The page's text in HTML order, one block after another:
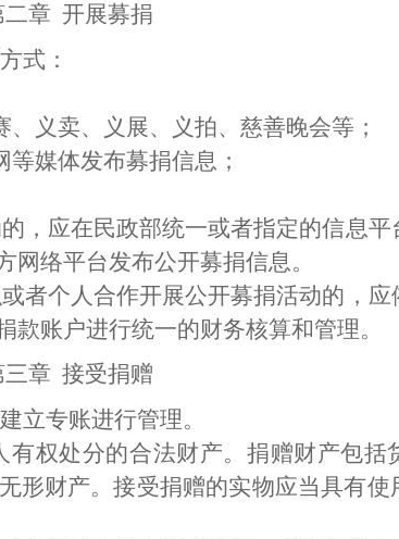
二章 开展募捐
式：
、义卖、义展、义拍、慈善晚会等；
等媒体发布募捐信息；
，应在民政部统一或者指定的信息平
网络平台发布公开募捐信息。
者个人合作开展公开募捐活动的，应
账户进行统一的财务核算和管理。
三章 接受捐赠
立专账进行管理。
权处分的合法财产。捐赠财产包括
形财产。接受捐赠的实物应当具有使